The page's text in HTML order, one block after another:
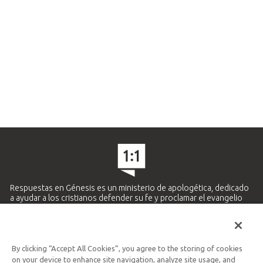
Respuestas en Génesis es un ministerio de apologética, dedicado
a ayudar a los cristianos defender su fe y proclamar el evangelio
Ministerio Hispano y Latinoamericano
By clicking “Accept All Cookies”, you agree to the storing of cookies
on your device to enhance site navigation, analyze site usage, and